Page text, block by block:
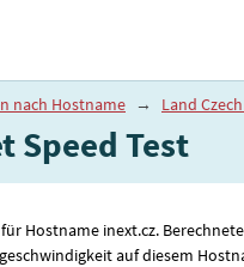
nach Hostname → Land
Speed ​​Test
Hostname inext.cz.
auf diesem